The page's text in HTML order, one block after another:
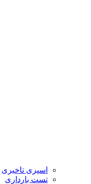
اسپری تاخیری
تست بارداری